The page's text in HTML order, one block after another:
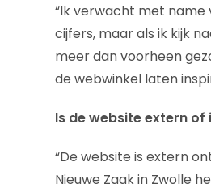
“Ik verwacht met name
cijfers, maar als ik kijk
meer dan voorheen
de webwinkel laten
Is de website extern
“De website is extern
Nieuwe Zaak in Zwolle